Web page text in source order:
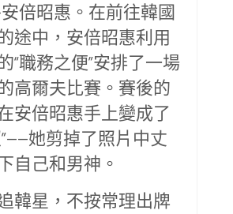
倍昭惠。在前往韓國
途中，安倍昭惠利用
“職務之便”安排了一場
高爾夫比賽。賽後的
安倍昭惠手上變成了
她剪掉了照片中丈
自己和男神。
韓星，不按常理出牌